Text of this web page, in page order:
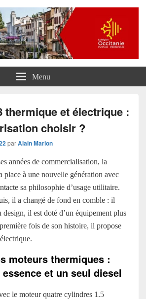
Occitanie
Menu
thermique et électrique :
choisir ?
parAlain Marion
années de commercialisation, la
place à une nouvelle génération avec
sa philosophie d’usage utilitaire.
il a changé de fond en comble : il
design, il est doté d’un équipement plus
fois de son histoire, il propose
moteurs thermiques :
et un seul diesel
le moteur quatre cylindres 1.5